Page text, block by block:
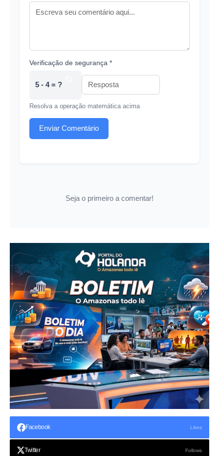
Verificação de segurança *
5 - 4 = ?
Resolva a operação matemática acima
Enviar Comentário
Seja o primeiro a comentar!
Facebook Likes
Twitter Follows